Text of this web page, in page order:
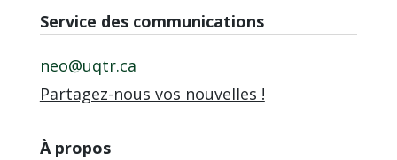
Service des communications
neo@uqtr.ca
Partagez-nous vos nouvelles !
À propos